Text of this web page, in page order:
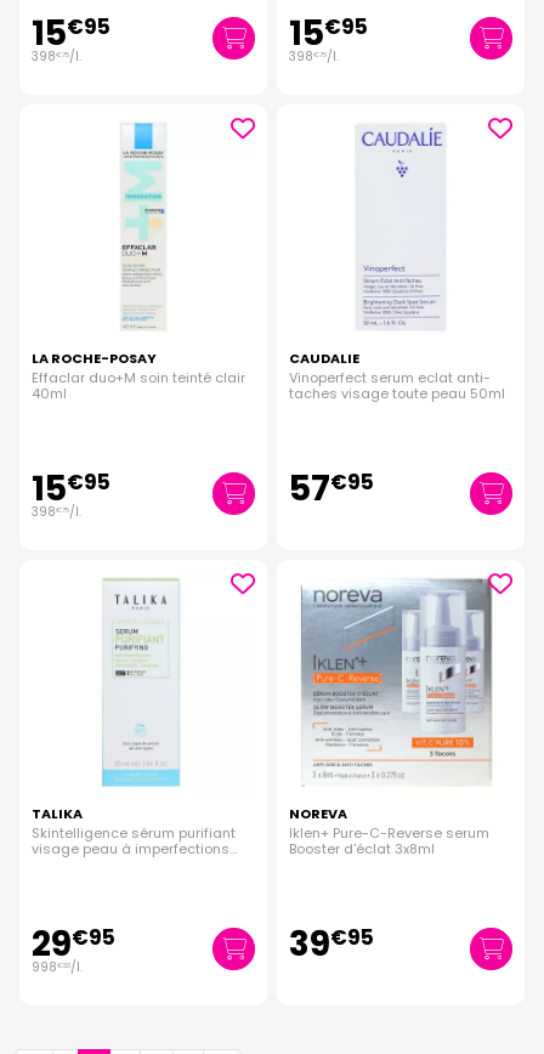
15€95
398€75/l. 15€95
398€75/l.
LA ROCHE-POSAY
Effaclar duo+M soin teinté clair
40ml
15€95
398€75/l.
CAUDALIE
Vinoperfect serum eclat anti-
taches visage toute peau 50ml
57€95
TALIKA
Skintelligence sérum purifiant
visage peau à imperfections
29€95
998€33/l.
NOREVA
Iklen+ Pure-C-Reverse serum
Booster d'éclat 3x8ml
39€95